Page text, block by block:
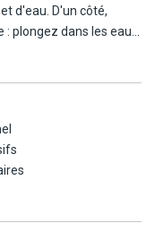
d'eau. D'un côté,
plongez dans les eaux
exceptionnels.
est aussi connu pour